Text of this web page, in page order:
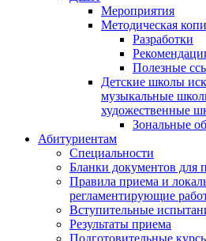
Мероприятия
Методическая
Разработки
Полезные
Детские школы
музыкальные
художественные
Зональные
Абитуриентам
Специальности
Бланки документов для
Правила приема и
регламентирующие
Вступительные
Результаты приема
Подготовительные